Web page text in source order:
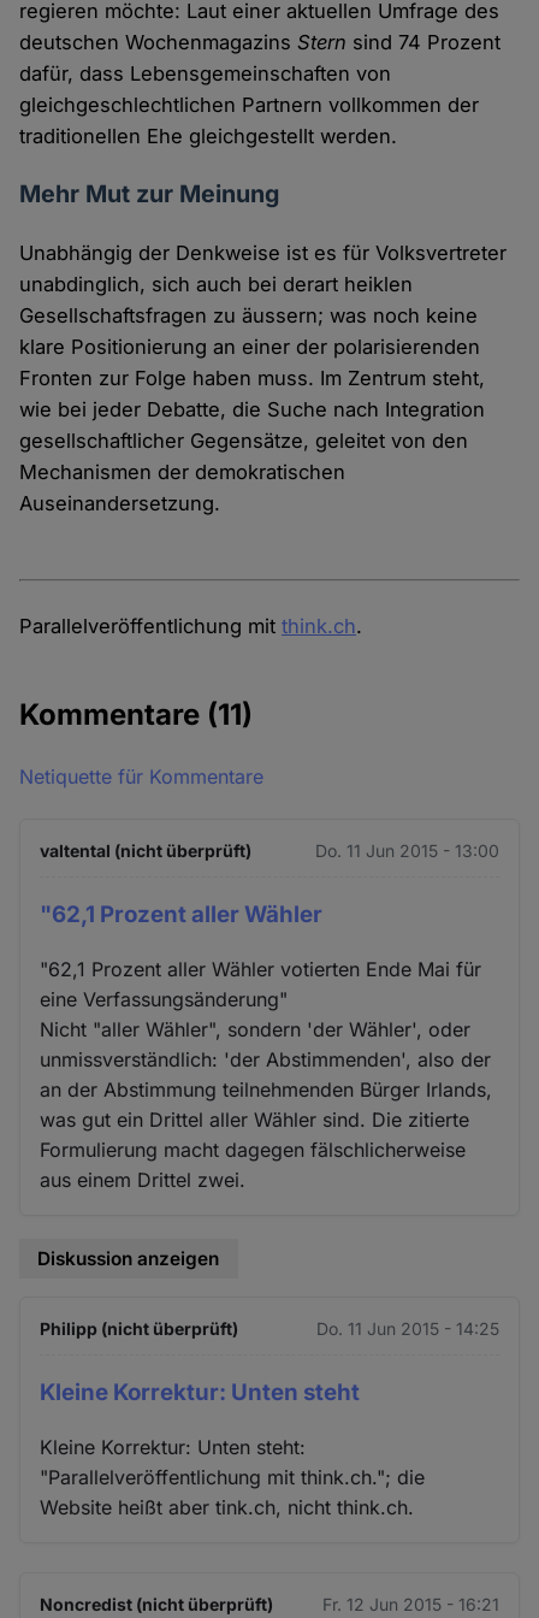
regieren möchte: Laut einer aktuellen Umfrage des
deutschen WochenmagazinsStern sind 74 Prozent
dafür, dass Lebensgemeinschaften von
gleichgeschlechtlichen Partnern vollkommen der
traditionellen Ehe gleichgestellt werden.
Mehr Mut zur Meinung
Unabhängig der Denkweise ist es für Volksvertreter
unabdinglich, sich auch bei derart heiklen
Gesellschaftsfragen zu äussern; was noch keine
klare Positionierung an einer der polarisierenden
Fronten zur Folge haben muss. Im Zentrum steht,
wie bei jeder Debatte, die Suche nach Integration
gesellschaftlicher Gegensätze, geleitet von den
Mechanismen der demokratischen
Auseinandersetzung.
Parallelveröffentlichung mitthink.ch.
Kommentare (11)
Netiquette für Kommentare
valtental (nicht überprüft) Do. 11 Jun 2015 - 13:00
"62,1 Prozent aller Wähler
"62,1 Prozent aller Wähler votierten Ende Mai für
eine Verfassungsänderung"
Nicht "aller Wähler", sondern 'der Wähler', oder
unmissverständlich: 'der Abstimmenden', also der
an der Abstimmung teilnehmenden Bürger Irlands,
was gut ein Drittel aller Wähler sind. Die zitierte
Formulierung macht dagegen fälschlicherweise
aus einem Drittel zwei.
Diskussion anzeigen
Philipp (nicht überprüft) Do. 11 Jun 2015 - 14:25
Kleine Korrektur: Unten steht
Kleine Korrektur: Unten steht:
"Parallelveröffentlichung mit think.ch."; die
Website heißt aber tink.ch, nicht think.ch.
Noncredist (nicht überprüft) Fr. 12 Jun 2015 - 16:21